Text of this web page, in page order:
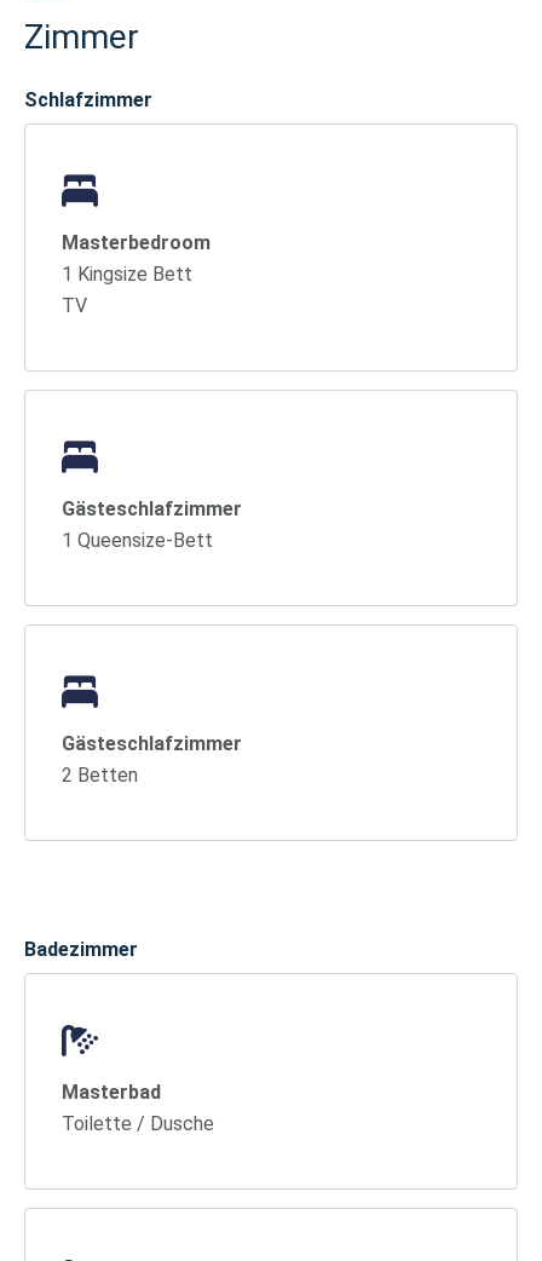
Zimmer
Schlafzimmer
Masterbedroom
1 Kingsize Bett
TV
Gästeschlafzimmer
1 Queensize-Bett
Gästeschlafzimmer
2 Betten
Badezimmer
Masterbad
Toilette / Dusche